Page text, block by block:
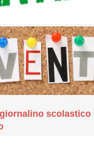
scolastico